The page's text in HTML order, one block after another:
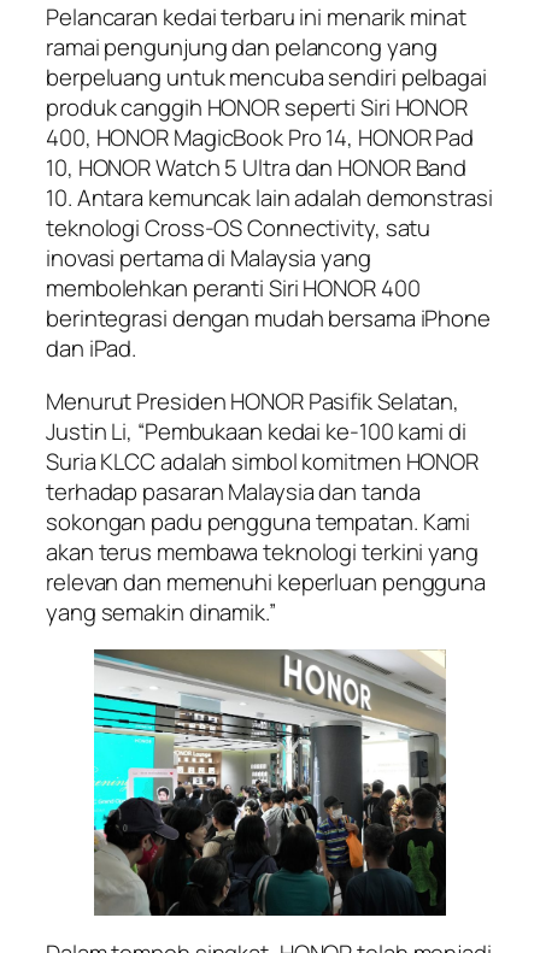
Pelancaran kedai terbaru ini menarik minat
ramai pengunjung dan pelancong yang
berpeluang untuk mencuba sendiri pelbagai
produk canggih HONOR seperti Siri HONOR
400, HONOR MagicBook Pro 14, HONOR Pad
10, HONOR Watch 5 Ultra dan HONOR Band
10. Antara kemuncak lain adalah demonstrasi
teknologi Cross-OS Connectivity, satu
inovasi pertama di Malaysia yang
membolehkan peranti Siri HONOR 400
berintegrasi dengan mudah bersama iPhone
dan iPad.
Menurut Presiden HONOR Pasifik Selatan,
Justin Li, “Pembukaan kedai ke-100 kami di
Suria KLCC adalah simbol komitmen HONOR
terhadap pasaran Malaysia dan tanda
sokongan padu pengguna tempatan. Kami
akan terus membawa teknologi terkini yang
relevan dan memenuhi keperluan pengguna
yang semakin dinamik.”